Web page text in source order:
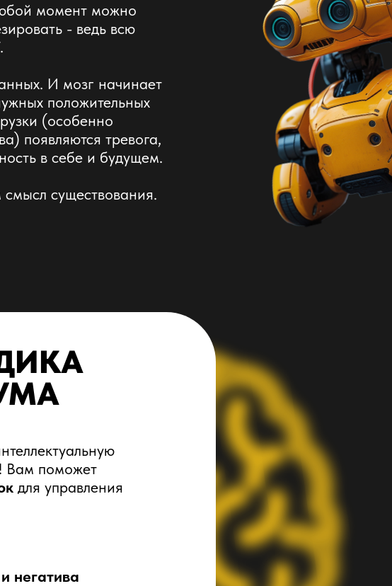
момент можно
- ведь всю
И мозг начинает
положительных
(особенно
появляются тревога,
в себе и будущем.
существования.
негатива
Вам поможет
для управления